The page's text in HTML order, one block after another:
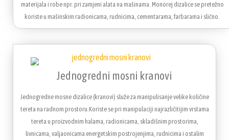
materijala i robe npr. pri zamjeni alata na mašinama. Monorej dizalice se pretežno
koriste u mašinskim radionicama, rudnicima, cementarama, farbarama i slično.
Jednogredni mosni kranovi
Jednogredne mosne dizalice (kranovi) služe za manipulisanje velike količine
tereta na radnom prostoru.Koriste se pri manipulaciji najrazličitijim vrstama
tereta u proizvodnim halama, radionicama, skladišnim prostorima,
livnicama, valjaonicama energetskim postrojenjima, rudnicima i ostalim